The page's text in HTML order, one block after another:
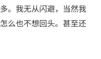
。我无从闪避，当然我
么也不想回头。甚至还